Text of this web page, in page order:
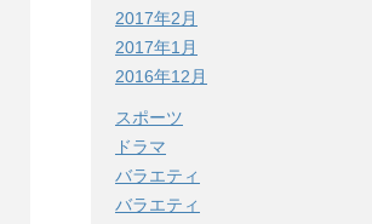
2017年2月
2017年1月
2016年12月
スポーツ
ドラマ
バラエティ
バラエティ